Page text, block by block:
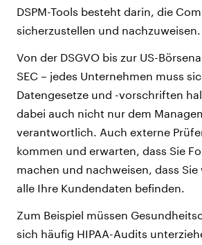
DSPM-Tools besteht darin, die
sicherzustellen und nachzuweisen.
Von der DSGVO bis zur US-
SEC – jedes Unternehmen muss
Datengesetze und -vorschriften
dabei auch nicht nur dem
verantwortlich. Auch externe
kommen und erwarten, dass Sie
machen und nachweisen, dass Sie
alle Ihre Kundendaten befinden.
Zum Beispiel müssen
sich häufig HIPAA-Audits